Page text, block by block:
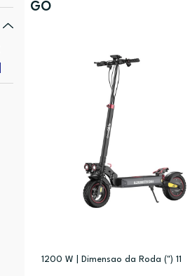
GO
1200 W | Dimensao da Roda (") 11